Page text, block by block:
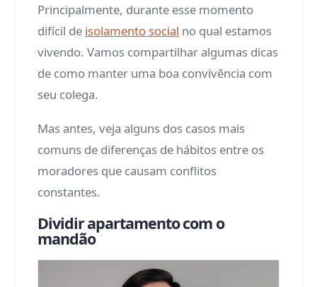
Principalmente, durante esse momento
difícil de isolamento social no qual estamos
vivendo. Vamos compartilhar algumas dicas
de como manter uma boa convivência com
seu colega.
Mas antes, veja alguns dos casos mais
comuns de diferenças de hábitos entre os
moradores que causam conflitos
constantes.
Dividir apartamento com o
mandão